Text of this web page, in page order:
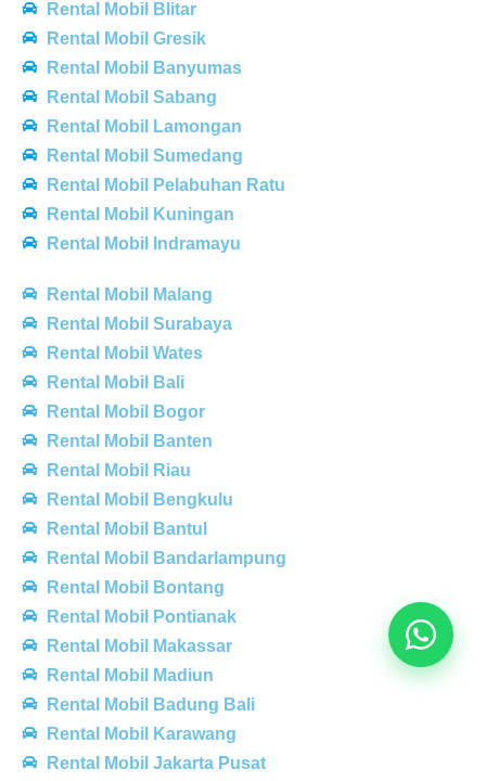
Rental Mobil Blitar
Rental Mobil Gresik
Rental Mobil Banyumas
Rental Mobil Sabang
Rental Mobil Lamongan
Rental Mobil Sumedang
Rental Mobil Pelabuhan Ratu
Rental Mobil Kuningan
Rental Mobil Indramayu
Rental Mobil Malang
Rental Mobil Surabaya
Rental Mobil Wates
Rental Mobil Bali
Rental Mobil Bogor
Rental Mobil Banten
Rental Mobil Riau
Rental Mobil Bengkulu
Rental Mobil Bantul
Rental Mobil Bandarlampung
Rental Mobil Bontang
Rental Mobil Pontianak
Rental Mobil Makassar
Rental Mobil Madiun
Rental Mobil Badung Bali
Rental Mobil Karawang
Rental Mobil Jakarta Pusat